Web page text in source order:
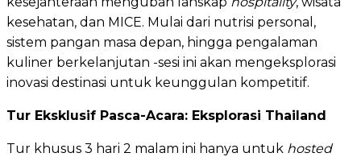
kesehatan, dan MICE. Mulai dari nutrisi personal,
sistem pangan masa depan, hingga pengalaman
kuliner berkelanjutan -sesi ini akan mengeksplorasi
inovasi destinasi untuk keunggulan kompetitif.
Tur Eksklusif Pasca-Acara: Eksplorasi Thailand
Tur khusus 3 hari 2 malam ini hanya untuk hosted